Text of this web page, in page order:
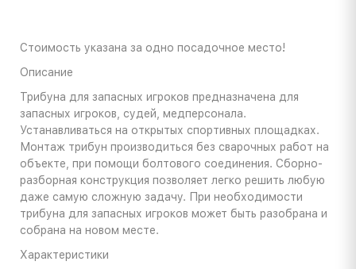
Стоимость указана за одно посадочное место!
Описание
Трибуна для запасных игроков предназначена для
запасных игроков, судей, медперсонала.
Устанавливаться на открытых спортивных площадках.
Монтаж трибун производиться без сварочных работ на
объекте, при помощи болтового соединения. Сборно-
разборная конструкция позволяет легко решить любую
даже самую сложную задачу. При необходимости
трибуна для запасных игроков может быть разобрана и
собрана на новом месте.
Характеристики